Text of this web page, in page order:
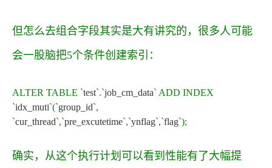
但怎么去组合字段其实是大有讲究的，很多人可能
会一股脑把5个条件创建索引：
ALTER TABLE `test`.`job_cm_data` ADD INDEX
`idx_muti`(`group_id`,
`cur_thread`,`pre_excutetime`,`ynflag`,`flag`);
确实，从这个执行计划可以看到性能有了大幅提